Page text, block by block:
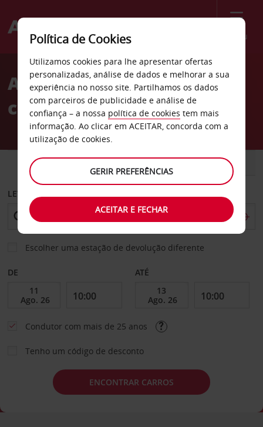
Menu
Welcome
AvisAluguer de
carros Holmestrand
CARRO COMERCIAIS
LEVANTAR EM
Escolher uma estação de devolução diferente
DE ATÉ
Condutor com mais de 25 anos
Tenho um código de desconto
ENCONTRAR CARROS
Política de Cookies
Utilizamos cookies para lhe apresentar ofertas
personalizadas, análise de dados e melhorar a sua
experiência no nosso site. Partilhamos os dados
com parceiros de publicidade e análise de
confiança – a nossa política de cookies tem mais
informação. Ao clicar em ACEITAR, concorda com a
utilização de cookies.
GERIR PREFERÊNCIAS
ACEITAR E FECHAR